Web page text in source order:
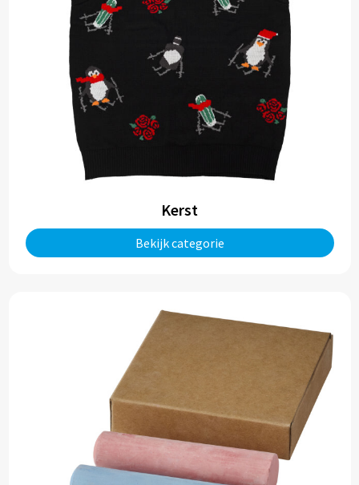
Kerst
Bekijk categorie